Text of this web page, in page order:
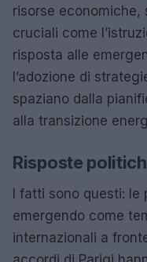
risorse
cruciali come
risposta alle
l’adozione di
spaziano dalla
alla transizione
Risposte
I fatti sono questi:
emergendo come
internazionali a